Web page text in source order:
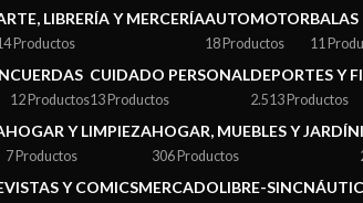
LIBRERÍA Y MERCERÍA
Productos
AUTOMOTOR
18 Productos
BALAS
11
CUERDAS
12 Productos
CUIDADO PERSONAL
13 Productos
DEPORTES Y
2.513 Productos
HOGAR Y LIMPIEZA
7 Productos
HOGAR, MUEBLES Y JARDÍN
306 Productos
Y COMICSMERCADOLIBRE-SINC